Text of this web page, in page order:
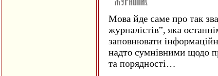
Мова йде саме про так
журналістів”, яка
заповнювати
надто сумнівними щодо
та порядності…